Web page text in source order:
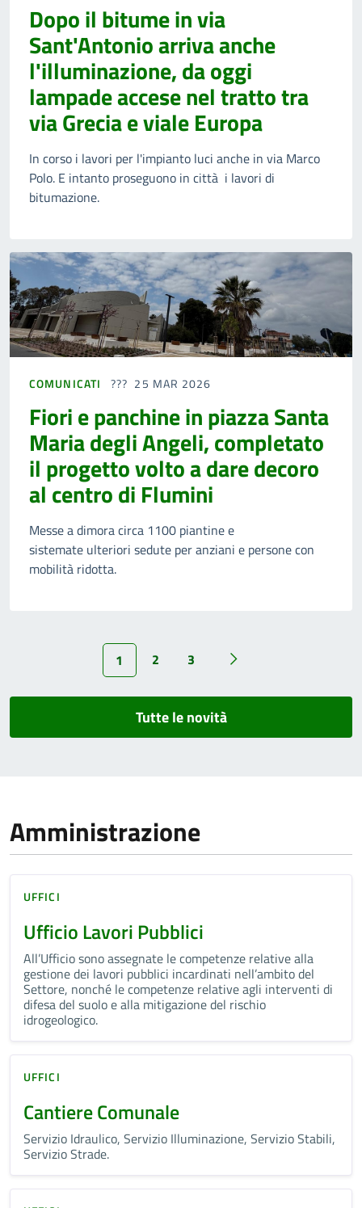
Dopo il bitume in via
Sant'Antonio arriva anche
l'illuminazione, da oggi
lampade accese nel tratto tra
via Grecia e viale Europa
In corso i lavori per l'impianto luci anche in via Marco
Polo. E intanto proseguono in città i lavori di
bitumazione.
COMUNICATI 25 MAR 2026
Fiori e panchine in piazza Santa
Maria degli Angeli, completato
il progetto volto a dare decoro
al centro di Flumini
Messe a dimora circa 1100 piantine e
sistemate ulteriori sedute per anziani e persone con
mobilità ridotta.
1 2 3
Tutte le novità
Amministrazione
UFFICI
Ufficio Lavori Pubblici
All’Ufficio sono assegnate le competenze relative alla
gestione dei lavori pubblici incardinati nell’ambito del
Settore, nonché le competenze relative agli interventi di
difesa del suolo e alla mitigazione del rischio
idrogeologico.
UFFICI
Cantiere Comunale
Servizio Idraulico, Servizio Illuminazione, Servizio Stabili,
Servizio Strade.